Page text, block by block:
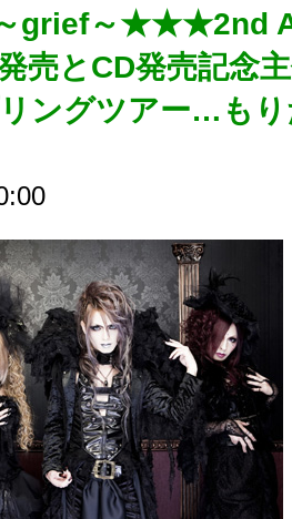
grief～★★★2nd
売とCD発売記念
リングツアー…も